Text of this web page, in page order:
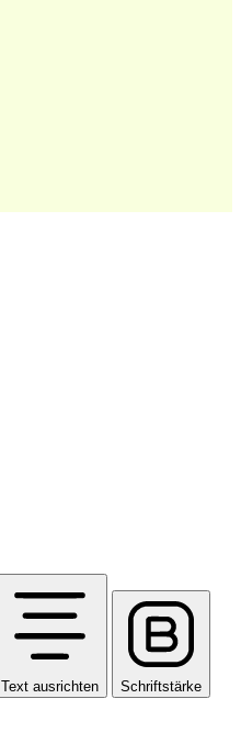
Text ausrichten Schriftstärke